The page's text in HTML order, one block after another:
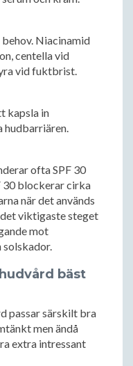
Niacinamid
centella vid
vid fuktbrist.
kapsla in
hudbarriären.
ofta SPF 30
30 blockerar cirka
när det används
viktigaste steget
mot
bäst
passar särskilt bra
men ändå
extra intressant